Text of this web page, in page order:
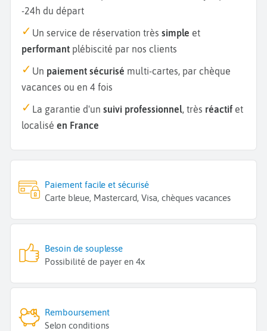
-24h du départ
Un service de réservation très simple et
performant plébiscité par nos clients
Un paiement sécurisé multi-cartes, par chèque
vacances ou en 4 fois
La garantie d'un suivi professionnel, très réactif et
localisé en France
Paiement facile et sécurisé
Carte bleue, Mastercard, Visa, chèques vacances
Besoin de souplesse
Possibilité de payer en 4x
Remboursement
Selon conditions